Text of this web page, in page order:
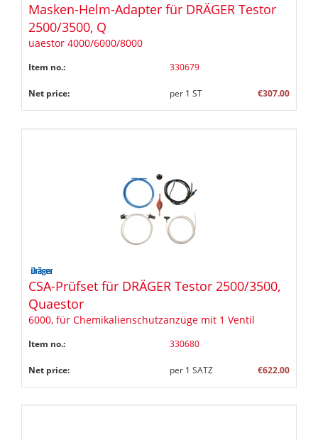
Masken-Helm-Adapter für DRÄGER Testor
2500/3500, Q
uaestor 4000/6000/8000
Item no.: 330679
Net price: per 1 ST €307.00
CSA-Prüfset für DRÄGER Testor 2500/3500,
Quaestor
6000, für Chemikalienschutzanzüge mit 1 Ventil
Item no.: 330680
Net price: per 1 SATZ €622.00